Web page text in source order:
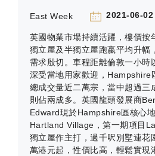
East Week 2021-06-02
英國物業市場持續活躍，樓價按
獨立屋及半獨立屋跑嬴平均升幅
需求殷切。車程距離倫敦一小時
深受當地用家歡迎，Hampshire
總成交量近二萬宗，當中超過三
則佔兩成多。英國龍頭發展商
Edward現於Hampshire區核心
Hartland Village，第一期項目
獨立屋作主打，過千呎別墅連花
萬港元起，性價比高，輕鬆實現